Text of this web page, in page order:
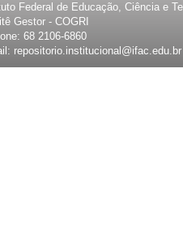
Federal de Educação, Ciência e
Gestor - COGRI
68 2106-6860
repositorio.institucional@ifac.edu.br